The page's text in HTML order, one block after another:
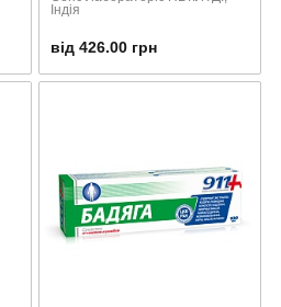
Індія
від 426.00 грн